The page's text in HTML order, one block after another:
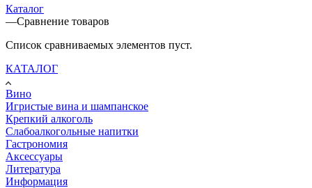
Каталог
—Сравнение товаров
Список сравниваемых элементов пуст.
КАТАЛОГ
Вино
Игристые вина и шампанское
Крепкий алкоголь
Слабоалкогольные напитки
Гастрономия
Аксессуары
Литература
Информация